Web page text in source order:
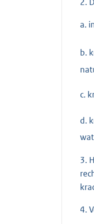
a.
b.
c.
d.
3.
4.